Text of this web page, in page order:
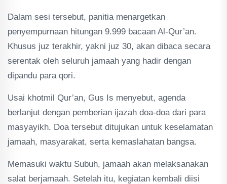
Dalam sesi tersebut, panitia menargetkan
penyempurnaan hitungan 9.999 bacaan Al-Qur’an.
Khusus juz terakhir, yakni juz 30, akan dibaca secara
serentak oleh seluruh jamaah yang hadir dengan
dipandu para qori.
Usai khotmil Qur’an, Gus Is menyebut, agenda
berlanjut dengan pemberian ijazah doa-doa dari para
masyayikh. Doa tersebut ditujukan untuk keselamatan
jamaah, masyarakat, serta kemaslahatan bangsa.
Memasuki waktu Subuh, jamaah akan melaksanakan
salat berjamaah. Setelah itu, kegiatan kembali diisi